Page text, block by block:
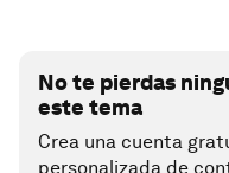
No te pierdas
este tema
Crea una cuenta
personalizada de